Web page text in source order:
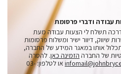
עבודה ודברי פרסומת
תשלח לי הצעות עבודה מעת
דיוור ישיר ומשלוח פרסומות
אותו במאגר המידע של החברה,
של החברה הזמינה כאן. להסרה
או לטלפון: 03-